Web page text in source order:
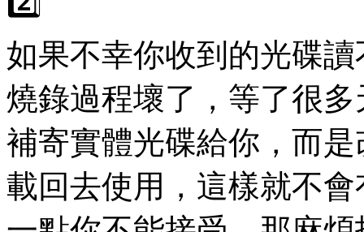
如果不幸你收到的光碟
燒錄過程壞了，等了很
補寄實體光碟給你，而
載回去使用，這樣就不